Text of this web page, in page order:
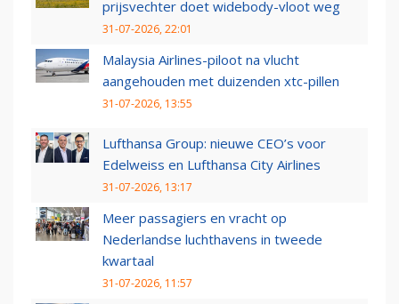
prijsvechter doet widebody-vloot weg
31-07-2026, 22:01
Malaysia Airlines-piloot na vlucht
aangehouden met duizenden xtc-pillen
31-07-2026, 13:55
Lufthansa Group: nieuwe CEO’s voor
Edelweiss en Lufthansa City Airlines
31-07-2026, 13:17
Meer passagiers en vracht op
Nederlandse luchthavens in tweede
kwartaal
31-07-2026, 11:57